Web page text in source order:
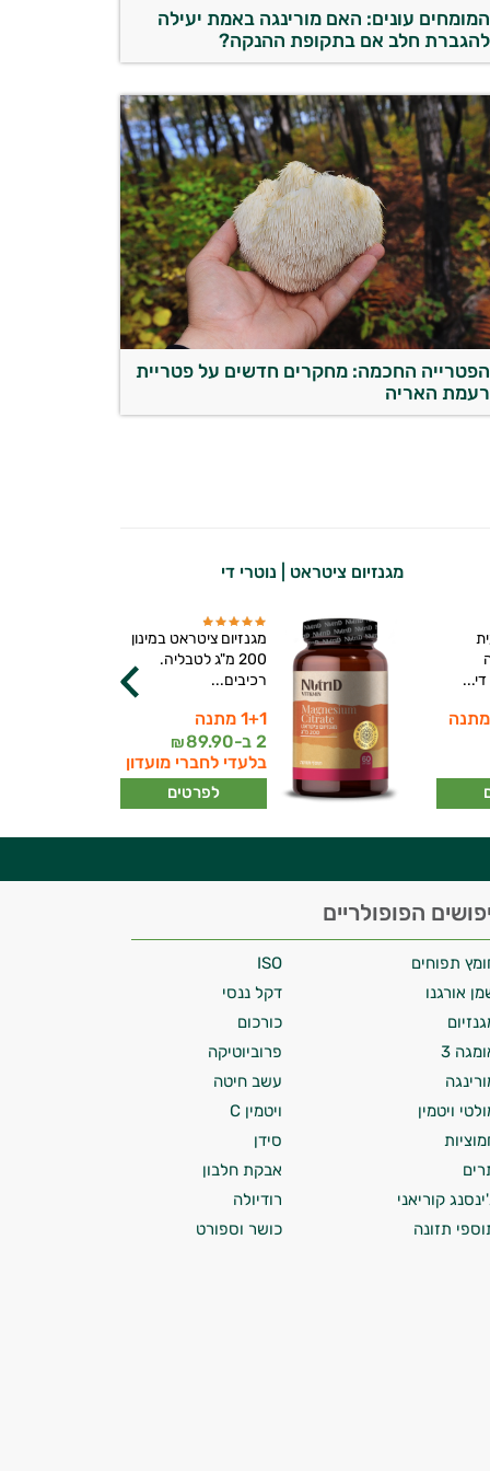
המומחים עונים: האם מורינגה באמת יעילה
להגברת חלב אם בתקופת ההנקה?
הפטרייה החכמה: מחקרים חדשים על פטריית
רעמת האריה
מגנזיום ציטראט | נוטרי די
מגנזיום ציטראט במינון
200 מ"ג לטבליה.
רכיבים...
1+1 מתנה
2 ב-
89.90
₪
בלעדי לחברי מועדון
לפרטים
הפופולריים
תפוחים
ISO
אורגנו
דקל ננסי
כורכום
3
פרוביוטיקה
עשב חיטה
ויטמין
ויטמין C
סידן
אבקת חלבון
קוריאני
רודיולה
תזונה
כושר וספורט